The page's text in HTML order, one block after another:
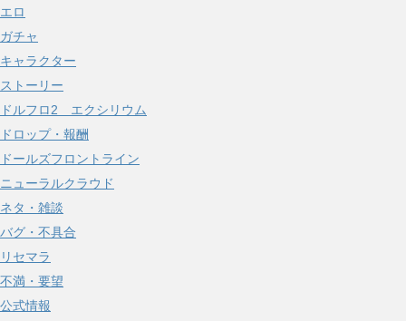
エロ
ガチャ
キャラクター
ストーリー
ドルフロ2 エクシリウム
ドロップ・報酬
ドールズフロントライン
ニューラルクラウド
ネタ・雑談
バグ・不具合
リセマラ
不満・要望
公式情報